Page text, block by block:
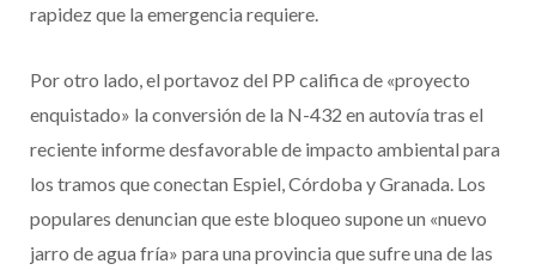
rapidez que la emergencia requiere.
Por otro lado, el portavoz del PP califica de «proyecto
enquistado» la conversión de la N-432 en autovía tras el
reciente informe desfavorable de impacto ambiental para
los tramos que conectan Espiel, Córdoba y Granada. Los
populares denuncian que este bloqueo supone un «nuevo
jarro de agua fría» para una provincia que sufre una de las